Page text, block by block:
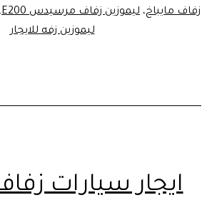
زفاف مايباخ، ليموزين زفاف مرسيدس E200
ليموزين زفه للايجار
ايجار سيارات